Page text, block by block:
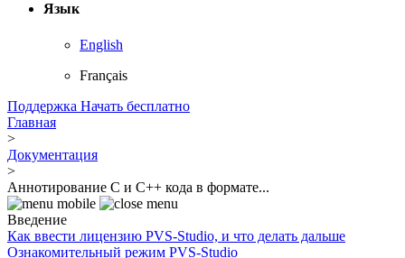
Язык
English
Français
Поддержка Начать бесплатно
Главная
>
Документация
>
Аннотирование C и C++ кода в формате...
Введение
Как ввести лицензию PVS-Studio, и что делать дальше
Ознакомительный режим PVS-Studio